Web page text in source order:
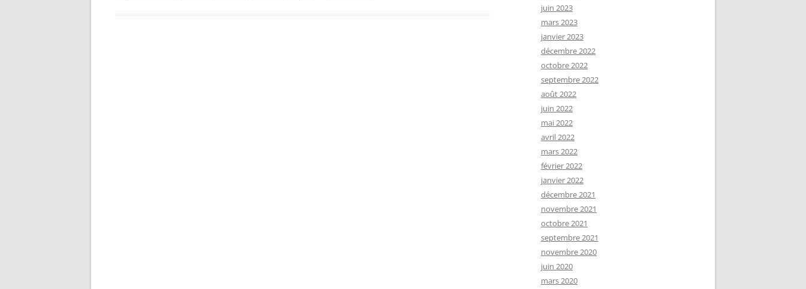
juin 2023
mars 2023
janvier 2023
décembre 2022
octobre 2022
septembre 2022
août 2022
juin 2022
mai 2022
avril 2022
mars 2022
février 2022
janvier 2022
décembre 2021
novembre 2021
octobre 2021
septembre 2021
novembre 2020
juin 2020
mars 2020